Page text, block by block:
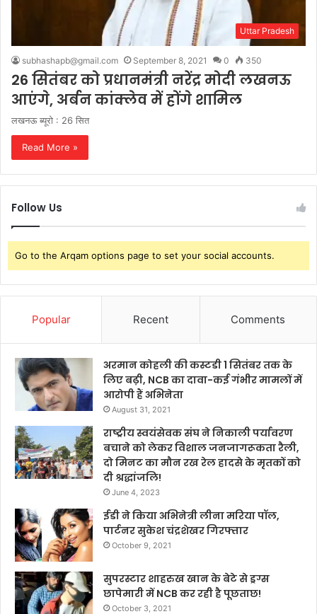
Uttar Pradesh
subhashapb@gmail.com September 8, 2021 0 350
26 सितंबर को प्रधानमंत्री नरेंद्र मोदी लखनऊ
आएंगे, अर्बन कांक्लेव में होंगे शामिल
लखनऊ ब्यूरो : 26 सित
Read More »
Follow Us
Go to the Arqam options page to set your social accounts.
Popular Recent Comments
अरमान कोहली की कस्टडी 1 सितंबर तक के
लिए बढ़ी, NCB का दावा-कई गंभीर मामलों में
आरोपी हैं अभिनेता
August 31, 2021
राष्ट्रीय स्वयंसेवक संघ ने निकाली पर्यावरण
बचाने को लेकर विशाल जनजागरूकता रैली,
दो मिनट का मौन रख रेल हादसे के मृतकों को
दी श्रद्धांजलि!
June 4, 2023
ईडी ने किया अभिनेत्री लीना मरिया पॉल,
पार्टनर सुकेश चंद्रशेखर गिरफ्तार
October 9, 2021
सुपरस्टार शाहरुख खान के बेटे से ड्रग्स
छापेमारी में NCB कर रही है पूछताछ!
October 3, 2021